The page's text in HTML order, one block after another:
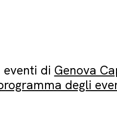
eventi di Genova
degli